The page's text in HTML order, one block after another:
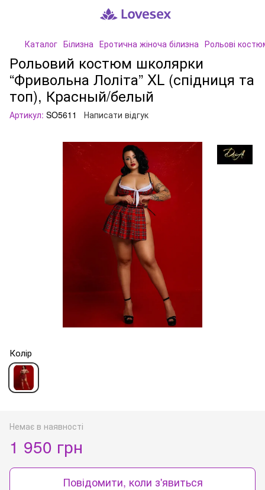
Каталог Білизна Еротична жіноча білизна Рольові
Рольовий костюм школярки
“Фривольна Лоліта” XL (спідниця та
топ), Красный/белый
Артикул: SO5611 Написати відгук
Колір
Немає в наявності
1 950 грн
Повідомити, коли з'явиться